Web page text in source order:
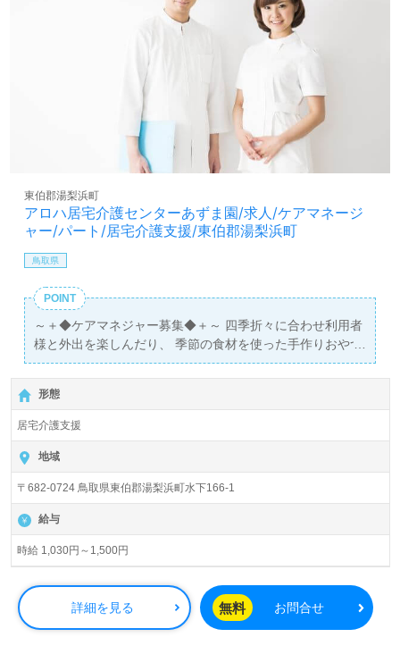
アロハ居宅介護センターあずま園/求人/ケアマネージ
ャー/パート/居宅介護支援/東伯郡湯梨浜町
東伯郡湯梨浜町
鳥取県
POINT
～＋◆ケアマネジャー募集◆＋～ 四季折々に合わせ利用者
様と外出を楽しんだり、 季節の食材を使った手作りおやつ
を作ったりと、様々なイベントが盛りだくさん！ ご利用者
と職員がともに楽しく過ごしている、アットホームな職場
です♪
形態
居宅介護支援
地域
〒682-0724 鳥取県東伯郡湯梨浜町水下166-1
給与
時給 1,030円～1,500円
詳細を見る 無料 お問合せ